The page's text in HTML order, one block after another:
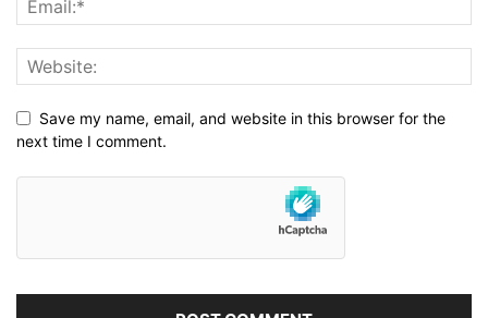
Save my name, email, and website in this browser for the
next time I comment.